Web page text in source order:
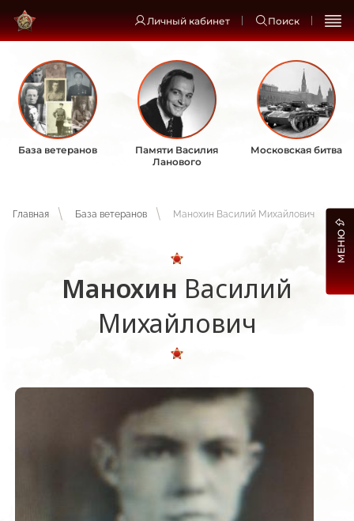
Личный кабинет Поиск
База ветеранов
Памяти Василия
Ланового
Московская битва
Главная База ветеранов Манохин Василий Михайлович
Манохин Василий
Михайлович
МЕНЮ